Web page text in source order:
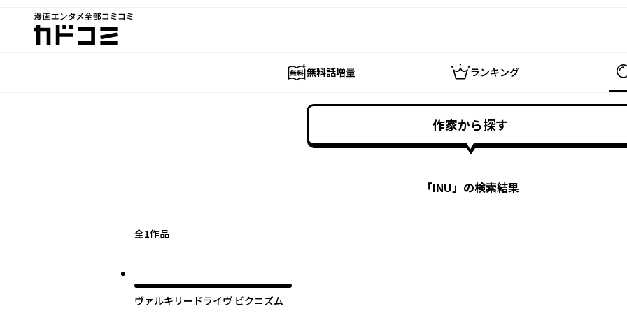
漫画エンタメ全部コミコミ
カドコミ
無料話増量 ランキング
作家から探す
「INU」の検索結果
全1作品
ヴァルキリードライヴ ビクニズム